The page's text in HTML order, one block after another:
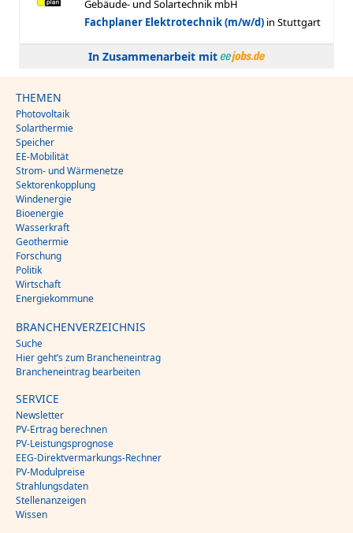
In Zusammenarbeit mit
THEMEN
Photovoltaik
Solarthermie
Speicher
EE-Mobilität
Strom- und Wärmenetze
Sektorenkopplung
Windenergie
Bioenergie
Wasserkraft
Geothermie
Forschung
Politik
Wirtschaft
Energiekommune
BRANCHENVERZEICHNIS
Suche
Hier geht’s zum Brancheneintrag
Brancheneintrag bearbeiten
SERVICE
Newsletter
PV-Ertrag berechnen
PV-Leistungsprognose
EEG-Direktvermarkungs-Rechner
PV-Modulpreise
Strahlungsdaten
Stellenanzeigen
Wissen